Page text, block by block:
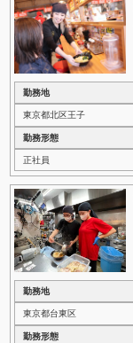
勤務地
東京都北区王子
勤務形態
正社員
勤務地
東京都台東区
勤務形態